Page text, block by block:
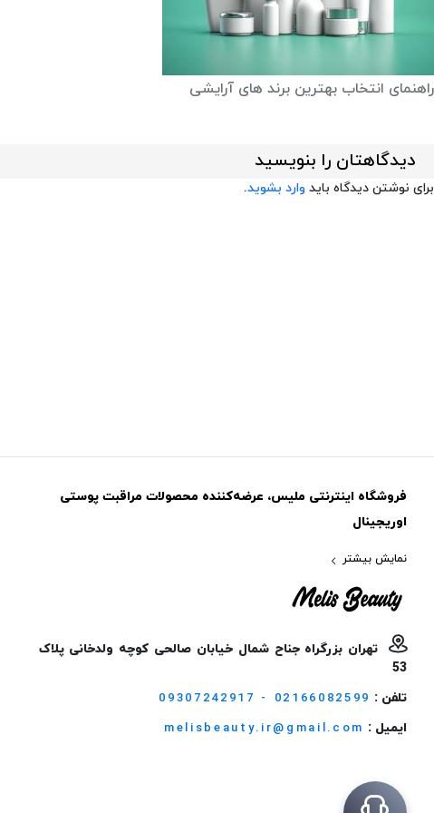
راهنمای انتخاب بهترین برند های آرایشی
دیدگاهتان را بنویسید
برای نوشتن دیدگاه باید وارد بشوید.
فروشگاه اینترنتی ملیس، عرضه‌کننده محصولات مراقبت پوستی
اوریجینال
نمایش بیشتر
تهران بزرگراه جناح شمال خیابان صالحی کوچه ولدخانی پلاک
53
تلفن : 09307242917 - 02166082599
ایمیل : melisbeauty.ir@gmail.com